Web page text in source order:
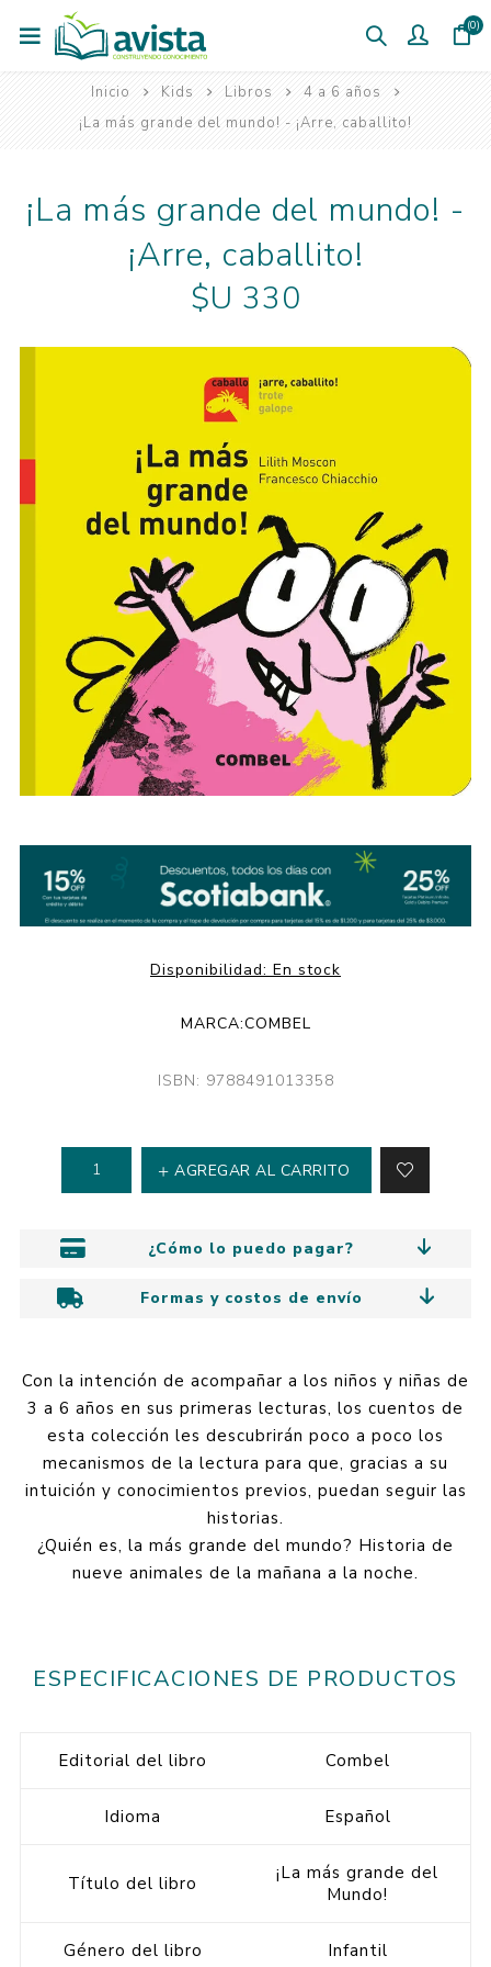
(0)
Inicio Kids Libros
4 a 6 años
¡La más grande del mundo! - ¡Arre, caballito!
¡La más grande del mundo! -
¡Arre, caballito!
$U 330
Disponibilidad: En stock
MARCA:COMBEL
ISBN: 9788491013358
AGREGAR AL CARRITO
¿Cómo lo puedo pagar?
Formas y costos de envío
Con la intención de acompañar a los niños y niñas de
3 a 6 años en sus primeras lecturas, los cuentos de
esta colección les descubrirán poco a poco los
mecanismos de la lectura para que, gracias a su
intuición y conocimientos previos, puedan seguir las
historias.
¿Quién es, la más grande del mundo? Historia de
nueve animales de la mañana a la noche.
ESPECIFICACIONES DE PRODUCTOS
Editorial del libro Combel
Idioma Español
Título del libro
¡La más grande del
Mundo!
Género del libro Infantil